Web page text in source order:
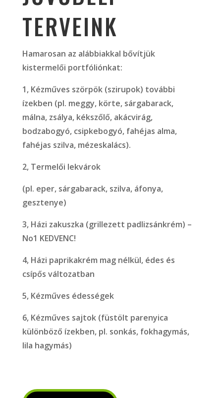
TERVEINK
Hamarosan az alábbiakkal bővítjük
kistermelői portfóliónkat:
1, Kézműves szörpök (szirupok) további
ízekben (pl. meggy, körte, sárgabarack,
málna, zsálya, kékszőlő, akácvirág,
bodzabogyó, csipkebogyó, fahéjas alma,
fahéjas szilva, mézeskalács).
2, Termelői lekvárok
(pl. eper, sárgabarack, szilva, áfonya,
gesztenye)
3, Házi zakuszka (grillezett padlizsánkrém) –
No1 KEDVENC!
4, Házi paprikakrém mag nélkül, édes és
csípős változatban
5, Kézműves édességek
6, Kézműves sajtok (füstölt parenyica
különböző ízekben, pl. sonkás, fokhagymás,
lila hagymás)